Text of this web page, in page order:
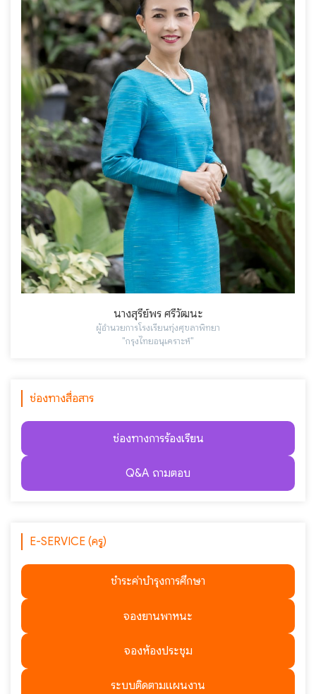
นางสุรีย์พร ศรีวัฒนะ
ผู้อำนวยการโรงเรียนทุ่งศุขลาพิทยา
"กรุงไทยอนุเคราะห์"
ช่องทางสื่อสาร
ช่องทางการร้องเรียน
Q&A ถามตอบ
E-SERVICE (ครู)
ชำระค่าบำรุงการศึกษา
จองยานพาหนะ
จองห้องประชุม
ระบบติดตามแผนงาน